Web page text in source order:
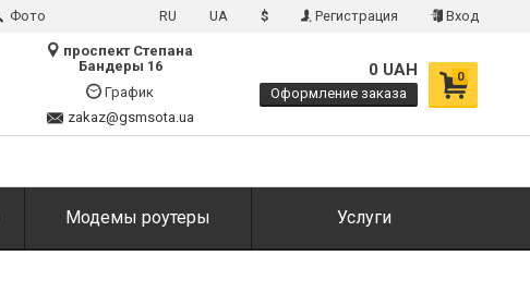
Фото RU UA $ Регистрация Вход
проспект Степана
Бандеры 16
График
zakaz@gsmsota.ua
0
0 UAH
Оформление заказа
Модемы роутеры Услуги